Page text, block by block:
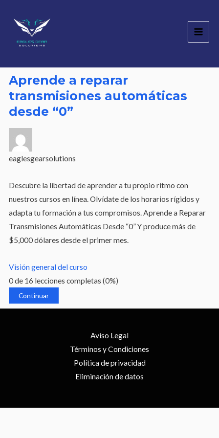
contenido
Aprende a reparar
transmisiones automáticas
desde “0”
eaglesgearsolutions
Descubre la libertad de aprender a tu propio ritmo con
nuestros cursos en línea. Olvídate de los horarios rígidos y
adapta tu formación a tus compromisos. Aprende a Reparar
Transmisiones Automáticas Desde “0” Y produce más de
$5,000 dólares desde el primer mes.
Visión general del curso
0 de 16 lecciones completas (0%)
Continuar
Aviso Legal
Términos y Condiciones
Política de privacidad
Eliminación de datos